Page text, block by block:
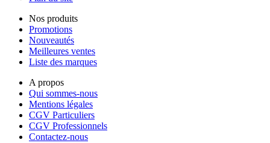
Nos produits
Promotions
Nouveautés
Meilleures ventes
Liste des marques
A propos
Qui sommes-nous
Mentions légales
CGV Particuliers
CGV Professionnels
Contactez-nous